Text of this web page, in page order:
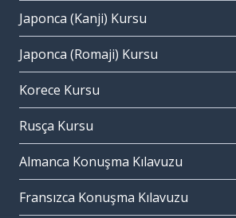
Japonca (Kanji) Kursu
Japonca (Romaji) Kursu
Korece Kursu
Rusça Kursu
Almanca Konuşma Kılavuzu
Fransızca Konuşma Kılavuzu